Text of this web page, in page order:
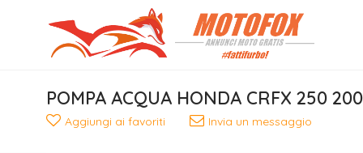
POMPA ACQUA HONDA CRFX 250
Aggiungi ai favoriti Invia un messaggio